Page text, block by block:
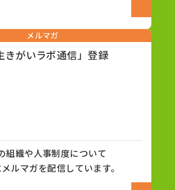
メルマガ
きがいラボ通信」登録
組織や人事制度について
ルマガを配信しています。